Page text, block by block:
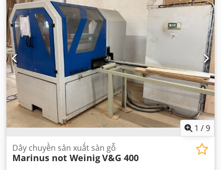
1 /9
Dây chuyền sản xuất sàn gỗ
Marinus not WeinigV&G 400